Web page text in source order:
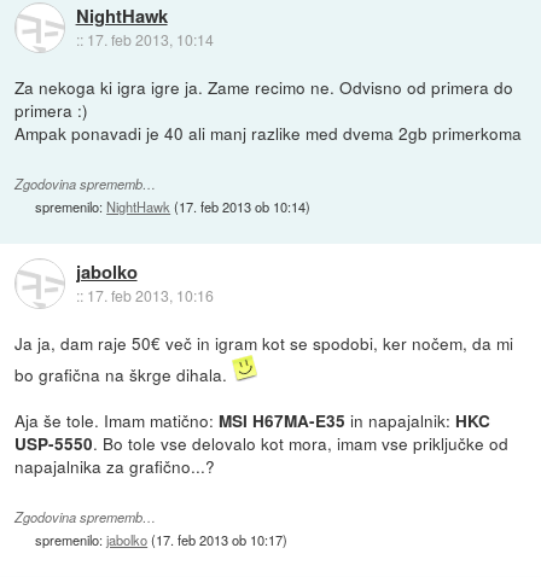
NightHawk
:: 17. feb 2013, 10:14
Za nekoga ki igra igre ja. Zame recimo ne. Odvisno od primera do
primera :)
Ampak ponavadi je 40 ali manj razlike med dvema 2gb primerkoma
Zgodovina sprememb…
spremenilo:NightHawk (17. feb 2013 ob 10:14)
jabolko
:: 17. feb 2013, 10:16
Ja ja, dam raje 50€ več in igram kot se spodobi, ker nočem, da mi
bo grafična na škrge dihala.
Aja še tole. Imam matično: MSI H67MA-E35 in napajalnik: HKC
USP-5550. Bo tole vse delovalo kot mora, imam vse priključke od
napajalnika za grafično...?
Zgodovina sprememb…
spremenilo:jabolko(17. feb 2013 ob 10:17)